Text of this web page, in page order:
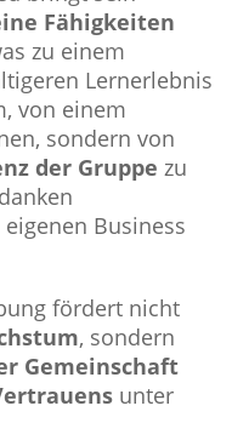
Fähigkeiten
zu einem
Lernerlebnis
von einem
sondern von
der Gruppe zu
Business
fördert nicht
, sondern
Gemeinschaft
unter